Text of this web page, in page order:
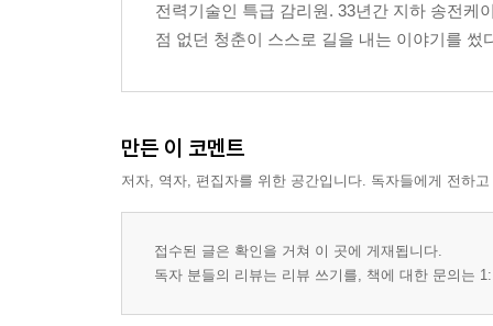
제13장 • 억대 정산
제14장 • 나를 위해서도
제18장 • 완공과 정산
제19장 • 양평의 집
제20장 • 정윤희
제21장 • 윤희와의 날들
제22장 • 마지막 교신
전력기술인 특급 감리원. 33년간 지하 송전케
점 없던 청춘이 스스로 길을 내는 이야기를
만든 이 코멘트
저자, 역자, 편집자를 위한 공간입니다. 독자들에게 전하
접수된 글은 확인을 거쳐 이 곳에 게재됩니다.
독자 분들의 리뷰는 리뷰 쓰기를, 책에 대한 문의는